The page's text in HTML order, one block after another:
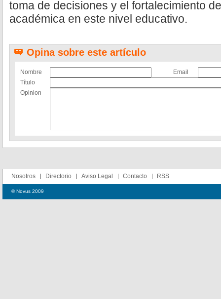
toma de decisiones y el fortalecimiento
académica en este nivel educativo.
Opina sobre este artículo
Nombre
Email
Título
Opinion
Nosotros Directorio Aviso Legal Contacto RSS
© Novus 2009